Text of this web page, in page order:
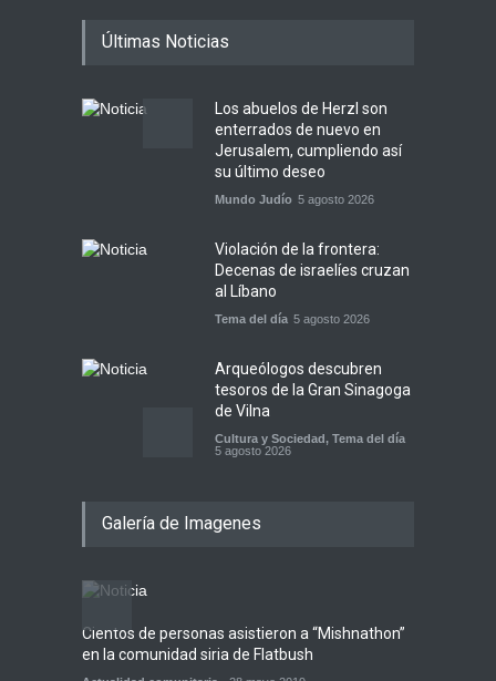
Últimas Noticias
Los abuelos de Herzl son
enterrados de nuevo en
Jerusalem, cumpliendo así
su último deseo
Mundo Judío 5 agosto 2026
Violación de la frontera:
Decenas de israelíes cruzan
al Líbano
Tema del día 5 agosto 2026
Arqueólogos descubren
tesoros de la Gran Sinagoga
de Vilna
Cultura y Sociedad, Tema del día
5 agosto 2026
más avanzado y caro jamás
5 agosto 2026
Galería de Imagenes
Cientos de personas asistieron a “Mishnathon”
en la comunidad siria de Flatbush